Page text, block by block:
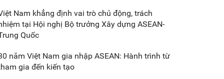
nước 9 tháng đầu năm
2025 đạt trên 70.600 tỷ
Nam khẳng định vai trò chủ động, trách
tại Hội nghị Bộ trưởng Xây dựng ASEAN-
Quốc
năm Việt Nam gia nhập ASEAN: Hành trình từ
gia đến kiến tạo